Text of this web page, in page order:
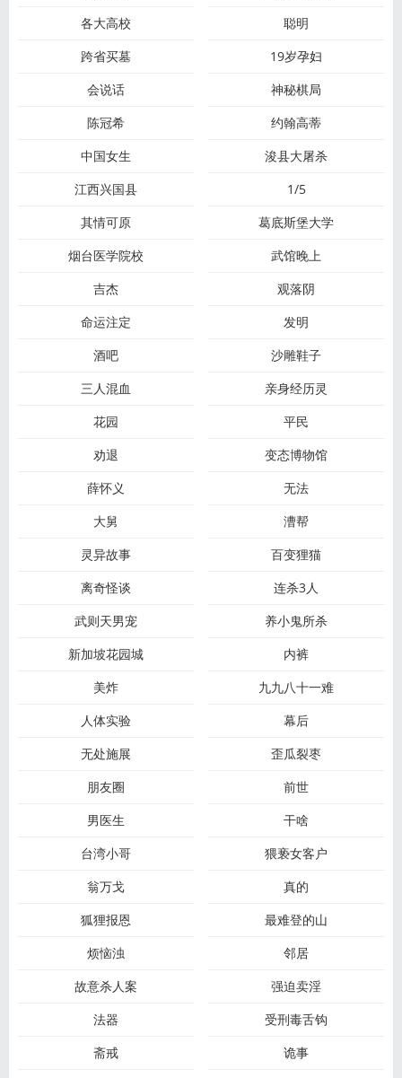
各大高校
聪明
跨省买墓
19岁孕妇
会说话
神秘棋局
陈冠希
约翰高蒂
中国女生
浚县大屠杀
江西兴国县
1/5
其情可原
葛底斯堡大学
烟台医学院校
武馆晚上
吉杰
观落阴
命运注定
发明
酒吧
沙雕鞋子
三人混血
亲身经历灵
花园
平民
劝退
变态博物馆
薛怀义
无法
大舅
漕帮
灵异故事
百变狸猫
离奇怪谈
连杀3人
武则天男宠
养小鬼所杀
新加坡花园城
内裤
美炸
九九八十一难
人体实验
幕后
无处施展
歪瓜裂枣
朋友圈
前世
男医生
干啥
台湾小哥
猥亵女客户
翁万戈
真的
狐狸报恩
最难登的山
烦恼浊
邻居
故意杀人案
强迫卖淫
法器
受刑毒舌钩
斋戒
诡事